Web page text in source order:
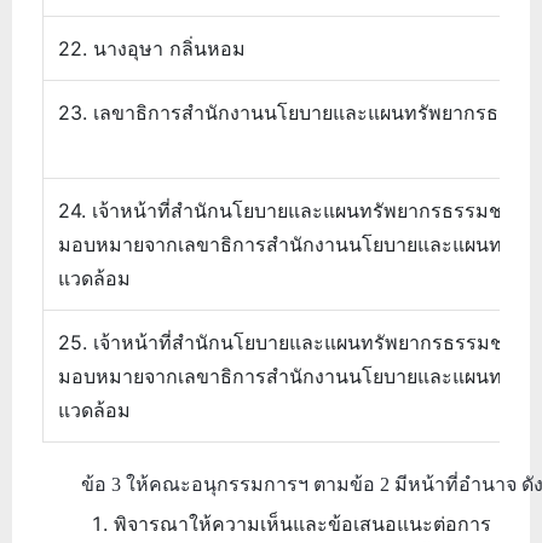
22. นางอุษา กลิ่นหอม
23. เลขาธิการสำนักงานนโยบายและแผนทรัพยากรธรร
24. เจ้าหน้าที่สำนักนโยบายและแผนทรัพยากรธรรมชาติ
มอบหมายจากเลขาธิการสำนักงานนโยบายและแผนทรัพ
แวดล้อม
25. เจ้าหน้าที่สำนักนโยบายและแผนทรัพยากรธรรมชาติ
มอบหมายจากเลขาธิการสำนักงานนโยบายและแผนทรัพ
แวดล้อม
ข้อ 3 ให้คณะอนุกรรมการฯ ตามข้อ 2 มีหน้าที่อำนาจ ดั
พิจารณาให้ความเห็นและข้อเสนอแนะต่อการ